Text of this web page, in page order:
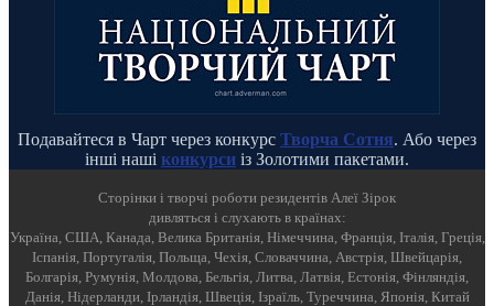
Подавайтеся в Чарт через конкурс Творча Сотня. Або через
інші наші конкурси із Золотими пакетами.
Cторінки і творчі роботи резидентів Алеї Зірок
дивляться і слухають в країнах:
Україна, США, Канада, Велика Британія, Німеччина, Франція, Італія, Греція,
Іспанія, Португалія, Польща, Чехія, Словаччина, Австрія, Швейцарія,
Болгарія, Румунія, Молдова, Бельгія, Литва, Латвія, Естонія, Фінляндія,
Данія, Нідерланди, Ірландія, Швеція, Ізраїль, Туреччина, Японія, Китай